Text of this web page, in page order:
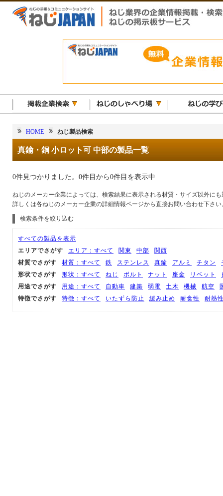
HOME ねじ製品検索
真鍮・銅 小ロット可 中部の製品一覧
0件見つかりました。0件目から0件目を表示中
ねじのメーカー企業によっては、検索結果に表示される材質・サイズ以外に
詳しくは各ねじのメーカー企業の詳細情報ページから直接お問い合わせ下さい
検索条件を絞り込む
すべての製品を表示
エリアでさがす
エリア：すべて 関東 中部
関西
材質でさがす
材質：すべて 鉄 ステンレス 真鍮 アルミ チタン
形状でさがす
形状：すべて ねじ ボルト ナット 座金 リベット
用途でさがす
用途：すべて 自動車 建築 弱電 土木 機械 航空
特徴でさがす
特徴：すべて いたずら防止 緩み止め 耐食性 耐熱